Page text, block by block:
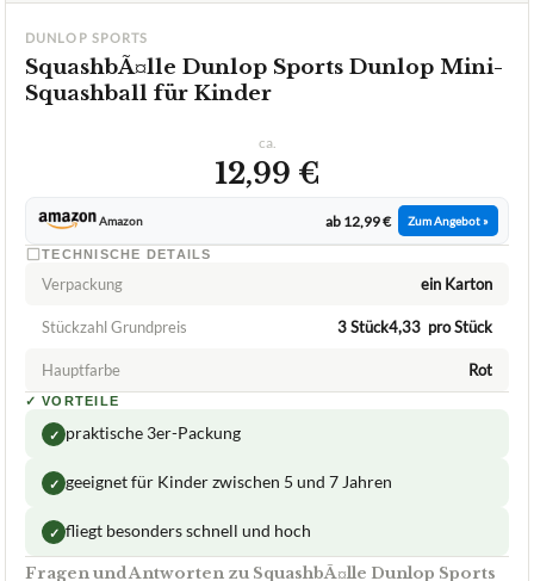
DUNLOP SPORTS
SquashbÃ¤lle Dunlop Sports Dunlop Mini-
Squashball für Kinder
ca.
12,99 €
Amazon ab 12,99 € Zum Angebot »
TECHNISCHE DETAILS
Verpackung ein Karton
Stückzahl Grundpreis 3 Stück4,33  pro Stück
Hauptfarbe Rot
✓ VORTEILE
✓ praktische 3er-Packung
✓ geeignet für Kinder zwischen 5 und 7 Jahren
✓ fliegt besonders schnell und hoch
Fragen und Antworten zu SquashbÃ¤lle Dunlop Sports